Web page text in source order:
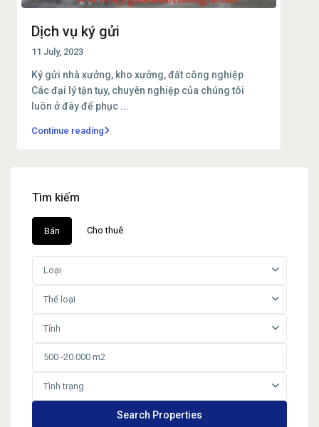
Dịch vụ ký gửi
11 July, 2023
Ký gửi nhà xưởng, kho xưởng, đất công nghiệp
Các đại lý tận tụy, chuyên nghiệp của chúng tôi
luôn ở đây để phục ...
Continue reading
Tìm kiếm
Bán Cho thuê
Loại
Thể loại
Tỉnh
Tình trạng